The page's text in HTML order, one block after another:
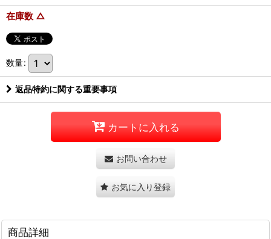
在庫数 △
数量:
返品特約に関する重要事項
カートに入れる
お問い合わせ
お気に入り登録
商品詳細